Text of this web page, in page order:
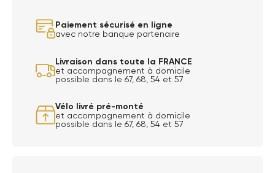
Paiement sécurisé en ligne
avec notre banque partenaire
Livraison dans toute la FRANCE
et accompagnement à domicile
possible dans le 67, 68, 54 et 57
Vélo livré pré-monté
et accompagnement à domicile
possible dans le 67, 68, 54 et 57